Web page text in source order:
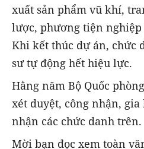
xuất sản phẩm vũ khí,
lược, phương tiện nghiệp
Khi kết thúc dự án, chức
sư tự động hết hiệu lực.
Hằng năm Bộ Quốc
xét duyệt, công nhận, gia
nhận các chức danh trên.
Mời bạn đọc xem toàn